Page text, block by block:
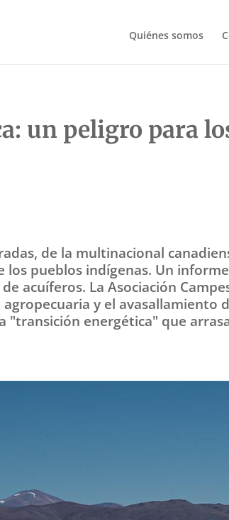
Quiénes somos
un peligro para
de la multinacional
los pueblos indígenas. Un
acuíferos. La Asociación
y el avasallamiento
"transición energética" que